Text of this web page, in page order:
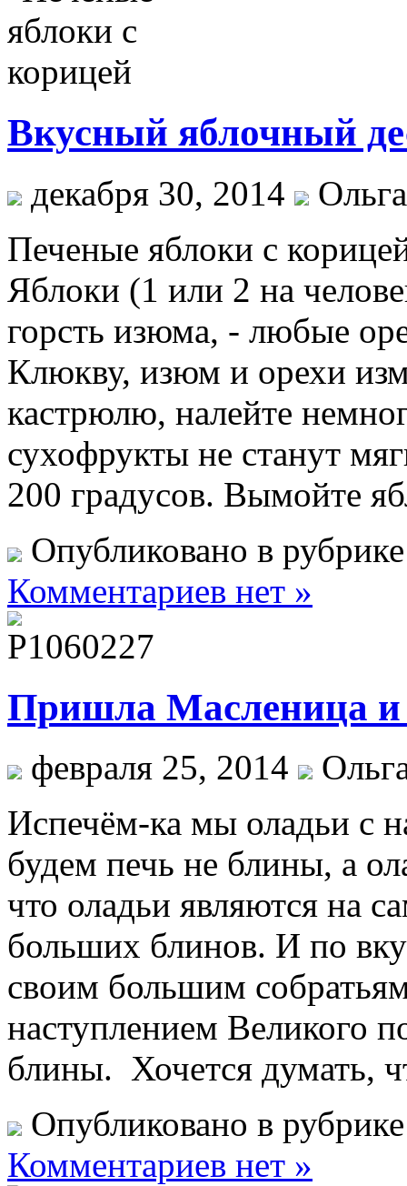
Вкусный яблочный
декабря 30, 2014
Ольга
Печеные яблоки с
Яблоки (1 или 2 на
горсть изюма, - любые
Клюкву, изюм и орехи
кастрюлю, налейте
сухофрукты не станут
200 градусов. Вымойте
Опубликовано в
Комментариев нет »
Пришла Масленица
февраля 25, 2014
Испечём-ка мы оладьи с
будем печь не блины, а
что оладьи являются на
больших блинов. И по
своим большим
наступлением Великого
блины. Хочется думать,
Опубликовано в
Комментариев нет »